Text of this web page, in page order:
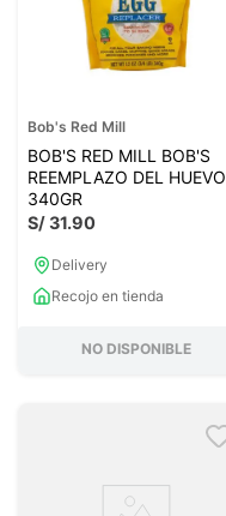
Bob's Red Mill
BOB'S RED MILL BOB'S
REEMPLAZO DEL HUEVO
340GR
S/31.90
Delivery
Recojo en tienda
NO DISPONIBLE